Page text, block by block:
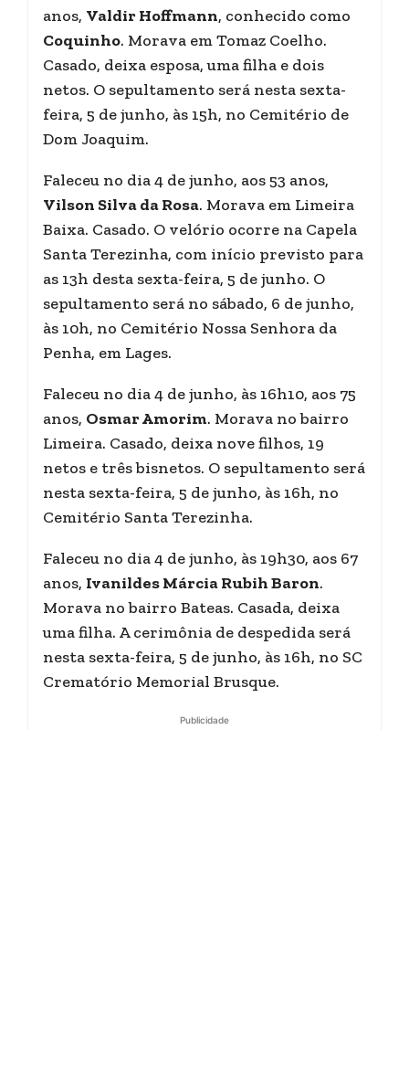
anos, Valdir Hoffmann, conhecido como
Coquinho. Morava em Tomaz Coelho.
Casado, deixa esposa, uma filha e dois
netos. O sepultamento será nesta sexta-
feira, 5 de junho, às 15h, no Cemitério de
Dom Joaquim.
Faleceu no dia 4 de junho, aos 53 anos,
Vilson Silva da Rosa. Morava em Limeira
Baixa. Casado. O velório ocorre na Capela
Santa Terezinha, com início previsto para
as 13h desta sexta-feira, 5 de junho. O
sepultamento será no sábado, 6 de junho,
às 10h, no Cemitério Nossa Senhora da
Penha, em Lages.
Faleceu no dia 4 de junho, às 16h10, aos 75
anos, Osmar Amorim. Morava no bairro
Limeira. Casado, deixa nove filhos, 19
netos e três bisnetos. O sepultamento será
nesta sexta-feira, 5 de junho, às 16h, no
Cemitério Santa Terezinha.
Faleceu no dia 4 de junho, às 19h30, aos 67
anos, Ivanildes Márcia Rubih Baron.
Morava no bairro Bateas. Casada, deixa
uma filha. A cerimônia de despedida será
nesta sexta-feira, 5 de junho, às 16h, no SC
Crematório Memorial Brusque.
Publicidade